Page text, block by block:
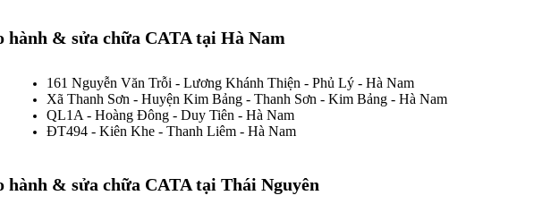
hành & sửa chữa CATA tại Hà Nam
161 Nguyễn Văn Trỗi - Lương Khánh Thiện - Phủ Lý - Hà Nam
Xã Thanh Sơn - Huyện Kim Bảng - Thanh Sơn - Kim Bảng - Hà Nam
QL1A - Hoàng Đông - Duy Tiên - Hà Nam
ĐT494 - Kiên Khe - Thanh Liêm - Hà Nam
hành & sửa chữa CATA tại Thái Nguyên